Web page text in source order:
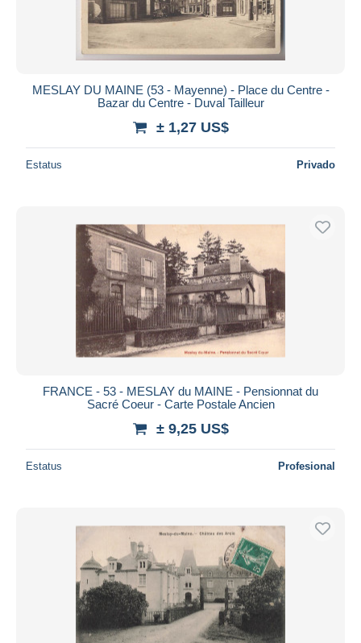
MESLAY DU MAINE (53 - Mayenne) - Place du Centre -
Bazar du Centre - Duval Tailleur
± 1,27 US$
Estatus Privado
FRANCE - 53 - MESLAY du MAINE - Pensionnat du
Sacré Coeur - Carte Postale Ancien
± 9,25 US$
Estatus Profesional